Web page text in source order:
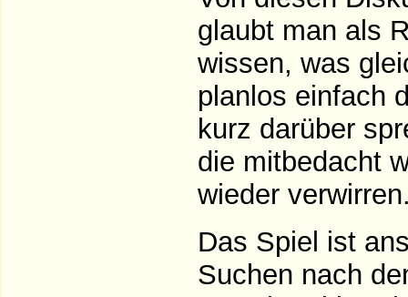
glaubt man als
wissen, was
planlos einfach
kurz darüber
die mitbedacht
wieder
Das Spiel ist
Suchen nach